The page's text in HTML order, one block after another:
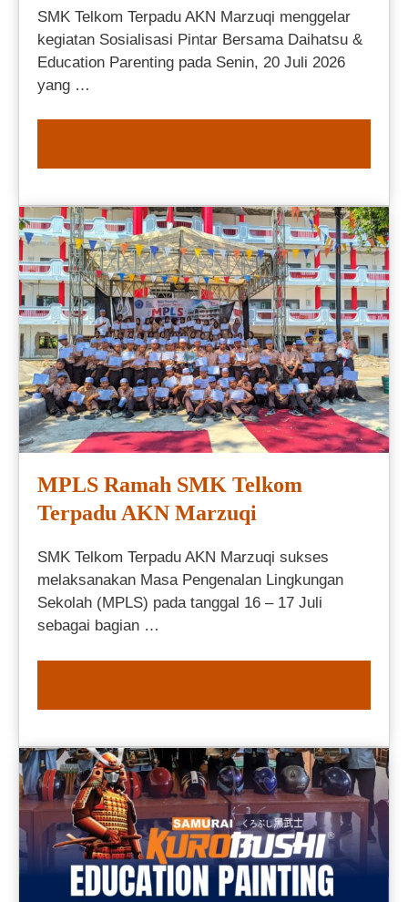
SMK Telkom Terpadu AKN Marzuqi menggelar
kegiatan Sosialisasi Pintar Bersama Daihatsu &
Education Parenting pada Senin, 20 Juli 2026
yang …
MPLS Ramah SMK Telkom
Terpadu AKN Marzuqi
SMK Telkom Terpadu AKN Marzuqi sukses
melaksanakan Masa Pengenalan Lingkungan
Sekolah (MPLS) pada tanggal 16 – 17 Juli
sebagai bagian …